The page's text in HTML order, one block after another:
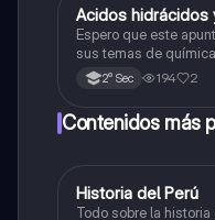
Química
Acidos hidrácidos
Espero que este
sus temas de
2° Sec 194 2
Contenidos más
Ciencias Sociales
Historia del Perú
Todo sobre la